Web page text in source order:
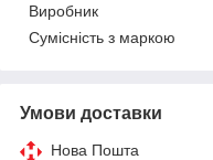
Виробник
Сумісність з маркою
Умови доставки
Нова Пошта